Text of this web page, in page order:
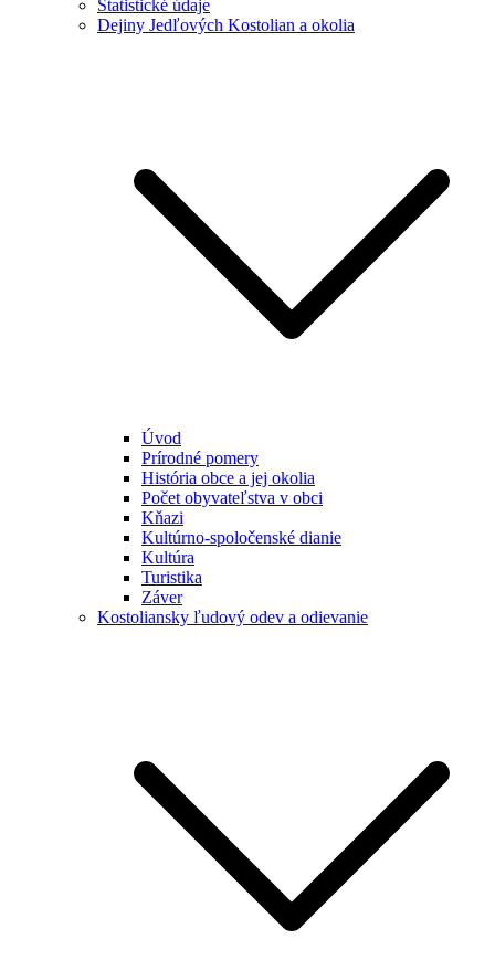
Štatistické údaje
Dejiny Jedľových Kostolian a okolia
Úvod
Prírodné pomery
História obce a jej okolia
Počet obyvateľstva v obci
Kňazi
Kultúrno-spoločenské dianie
Kultúra
Turistika
Záver
Kostoliansky ľudový odev a odievanie